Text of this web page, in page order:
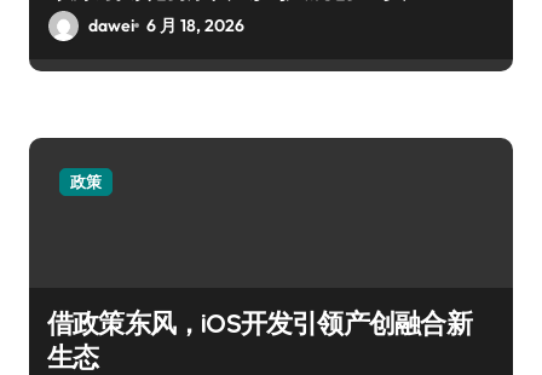
dawei 6 月 18, 2026
政策
借政策东风，iOS开发引领产创融合新
生态